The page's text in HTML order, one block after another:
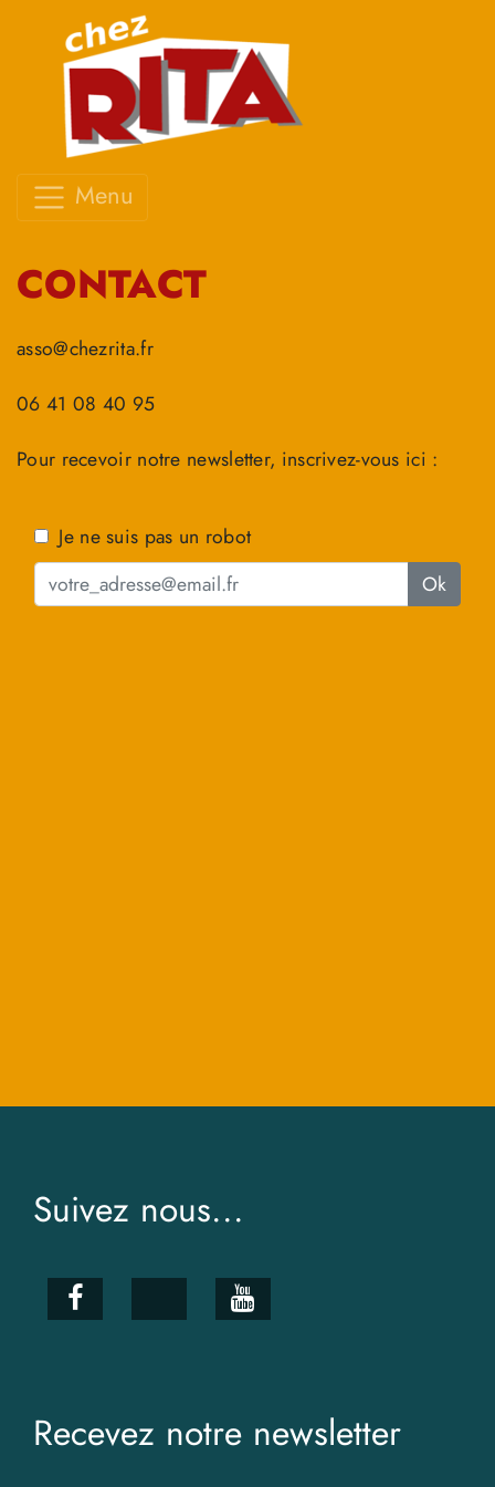
Menu
CONTACT
asso@chezrita.fr
06 41 08 40 95
Pour recevoir notre newsletter, inscrivez-vous ici :
Je ne suis pas un robot
Ok
Suivez nous...
Recevez notre newsletter